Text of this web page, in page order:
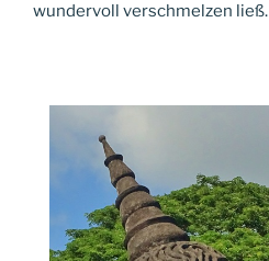
wundervoll verschmelzen ließ.